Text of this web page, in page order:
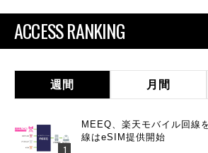
ACCESS RANKING
週間 月間
MEEQ、楽天モバイル回線
線はeSIM提供開始